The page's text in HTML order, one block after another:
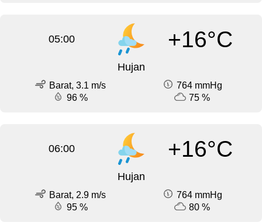
05:00 +16°C
Hujan
Barat, 3.1 m/s
764 mmHg
96 %
75 %
06:00 +16°C
Hujan
Barat, 2.9 m/s
764 mmHg
95 %
80 %